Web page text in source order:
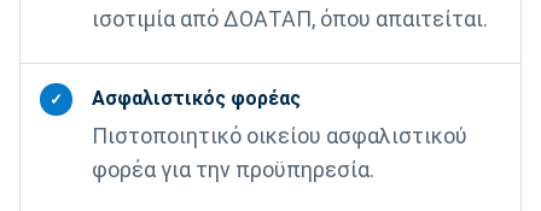
ισοτιμία από ΔΟΑΤΑΠ, όπου απαιτείται.
✓ Ασφαλιστικός φορέας
Πιστοποιητικό οικείου ασφαλιστικού
φορέα για την προϋπηρεσία.